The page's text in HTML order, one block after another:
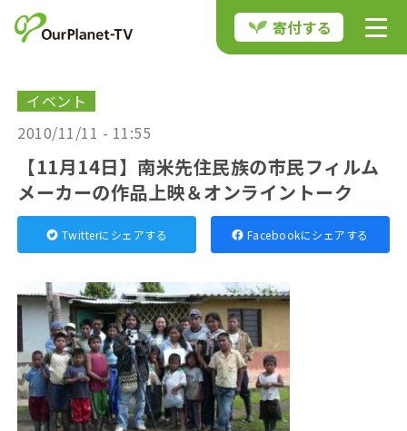
寄付する
イベント
2010/11/11 - 11:55
【11月14日】南米先住民族の市民フィルム
メーカーの作品上映＆オンライントーク
Twitterにシェアする Facebookにシェアする